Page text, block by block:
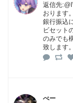
返信先
おります
銀行振込
ビセット
のみでも
致します。
べー